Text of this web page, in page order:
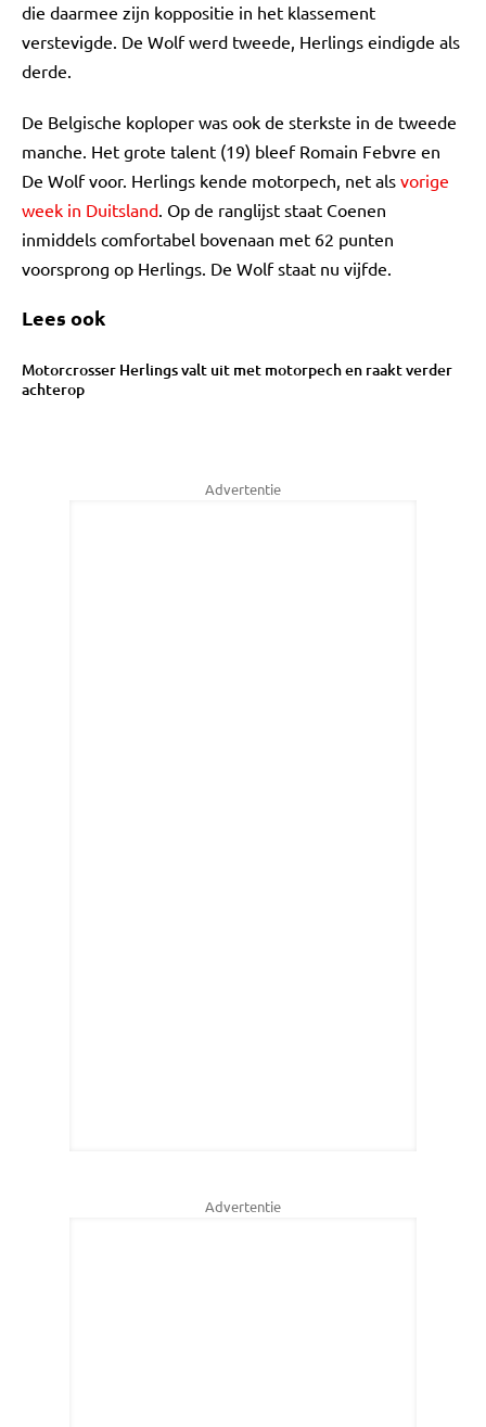
die daarmee zijn koppositie in het klassement
verstevigde. De Wolf werd tweede, Herlings eindigde als
derde.
De Belgische koploper was ook de sterkste in de tweede
manche. Het grote talent (19) bleef Romain Febvre en
De Wolf voor. Herlings kende motorpech, net als vorige
week in Duitsland. Op de ranglijst staat Coenen
inmiddels comfortabel bovenaan met 62 punten
voorsprong op Herlings. De Wolf staat nu vijfde.
Lees ook
Motorcrosser Herlings valt uit met motorpech en raakt verder
achterop
Advertentie
Advertentie